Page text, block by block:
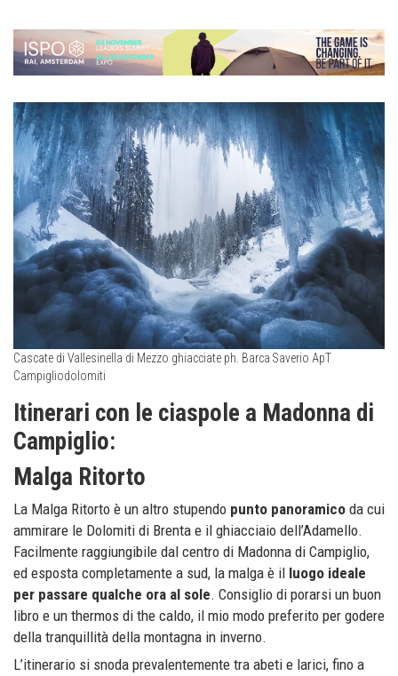
Cascate di Vallesinella di Mezzo ghiacciate ph. Barca Saverio ApT
Campigliodolomiti
Itinerari con le ciaspole a Madonna di
Campiglio:
Malga Ritorto
La Malga Ritorto è un altro stupendo punto panoramico da cui
ammirare le Dolomiti di Brenta e il ghiacciaio dell’Adamello.
Facilmente raggiungibile dal centro di Madonna di Campiglio,
ed esposta completamente a sud, la malga è il luogo ideale
per passare qualche ora al sole. Consiglio di porarsi un buon
libro e un thermos di the caldo, il mio modo preferito per godere
della tranquillità della montagna in inverno.
L’itinerario si snoda prevalentemente tra abeti e larici, fino a